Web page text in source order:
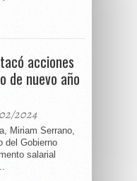
acciones
de nuevo año
2024
Miriam Serrano,
del Gobierno
salarial